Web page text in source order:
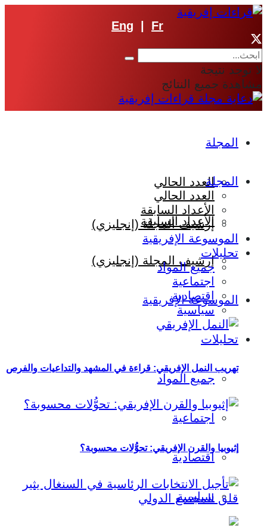
Eng Fr
لا توجد نتيجة
مشاهدة جميع النتائج
المجلة
العدد الحالي
الأعداد السابقة
إرشيف المجلة (إنجليزي)
الموسوعة الإفريقية
تحليلات
جميع المواد
اجتماعية
اقتصادية
سياسية
المجلة
العدد الحالي
الأعداد السابقة
إرشيف المجلة (إنجليزي)
الموسوعة الإفريقية
تحليلات
جميع المواد
اجتماعية
اقتصادية
سياسية
تهريب النمل الإفريقي: قراءة في المشهد والتداعيات والفرص
إثيوبيا والقرن الإفريقي: تحوُّلات محسوبة؟